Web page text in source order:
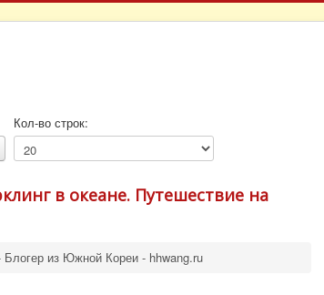
Кол-во строк:
в океане. Путешествие на
из Южной Кореи - hhwang.ru